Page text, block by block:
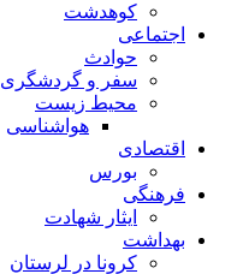
کوهدشت
اجتماعی
حوادث
سفر و گردشگری
محیط زیست
هواشناسی
اقتصادی
بورس
فرهنگی
ایثار شهادت
بهداشت
کرونا در لرستان